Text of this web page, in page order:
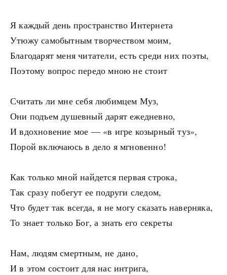
Я каждый день пространство Интернета
Утюжу самобытным творчеством моим,
Благодарят меня читатели, есть среди них поэты,
Поэтому вопрос передо мною не стоит
Считать ли мне себя любимцем Муз,
Они подъем душевный дарят ежедневно,
И вдохновение мое — «в игре козырный туз»,
Порой включаюсь в дело я мгновенно!
Как только мной найдется первая строка,
Так сразу побегут ее подруги следом,
Что будет так всегда, я не могу сказать наверняка,
То знает только Бог, а знать его секреты
Нам, людям смертным, не дано,
И в этом состоит для нас интрига,